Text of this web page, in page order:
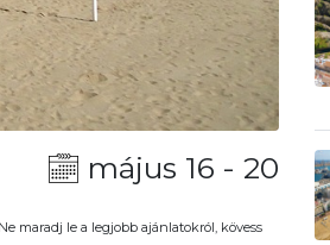
május 16 - 20
maradj le a legjobb ajánlatokról, kövess